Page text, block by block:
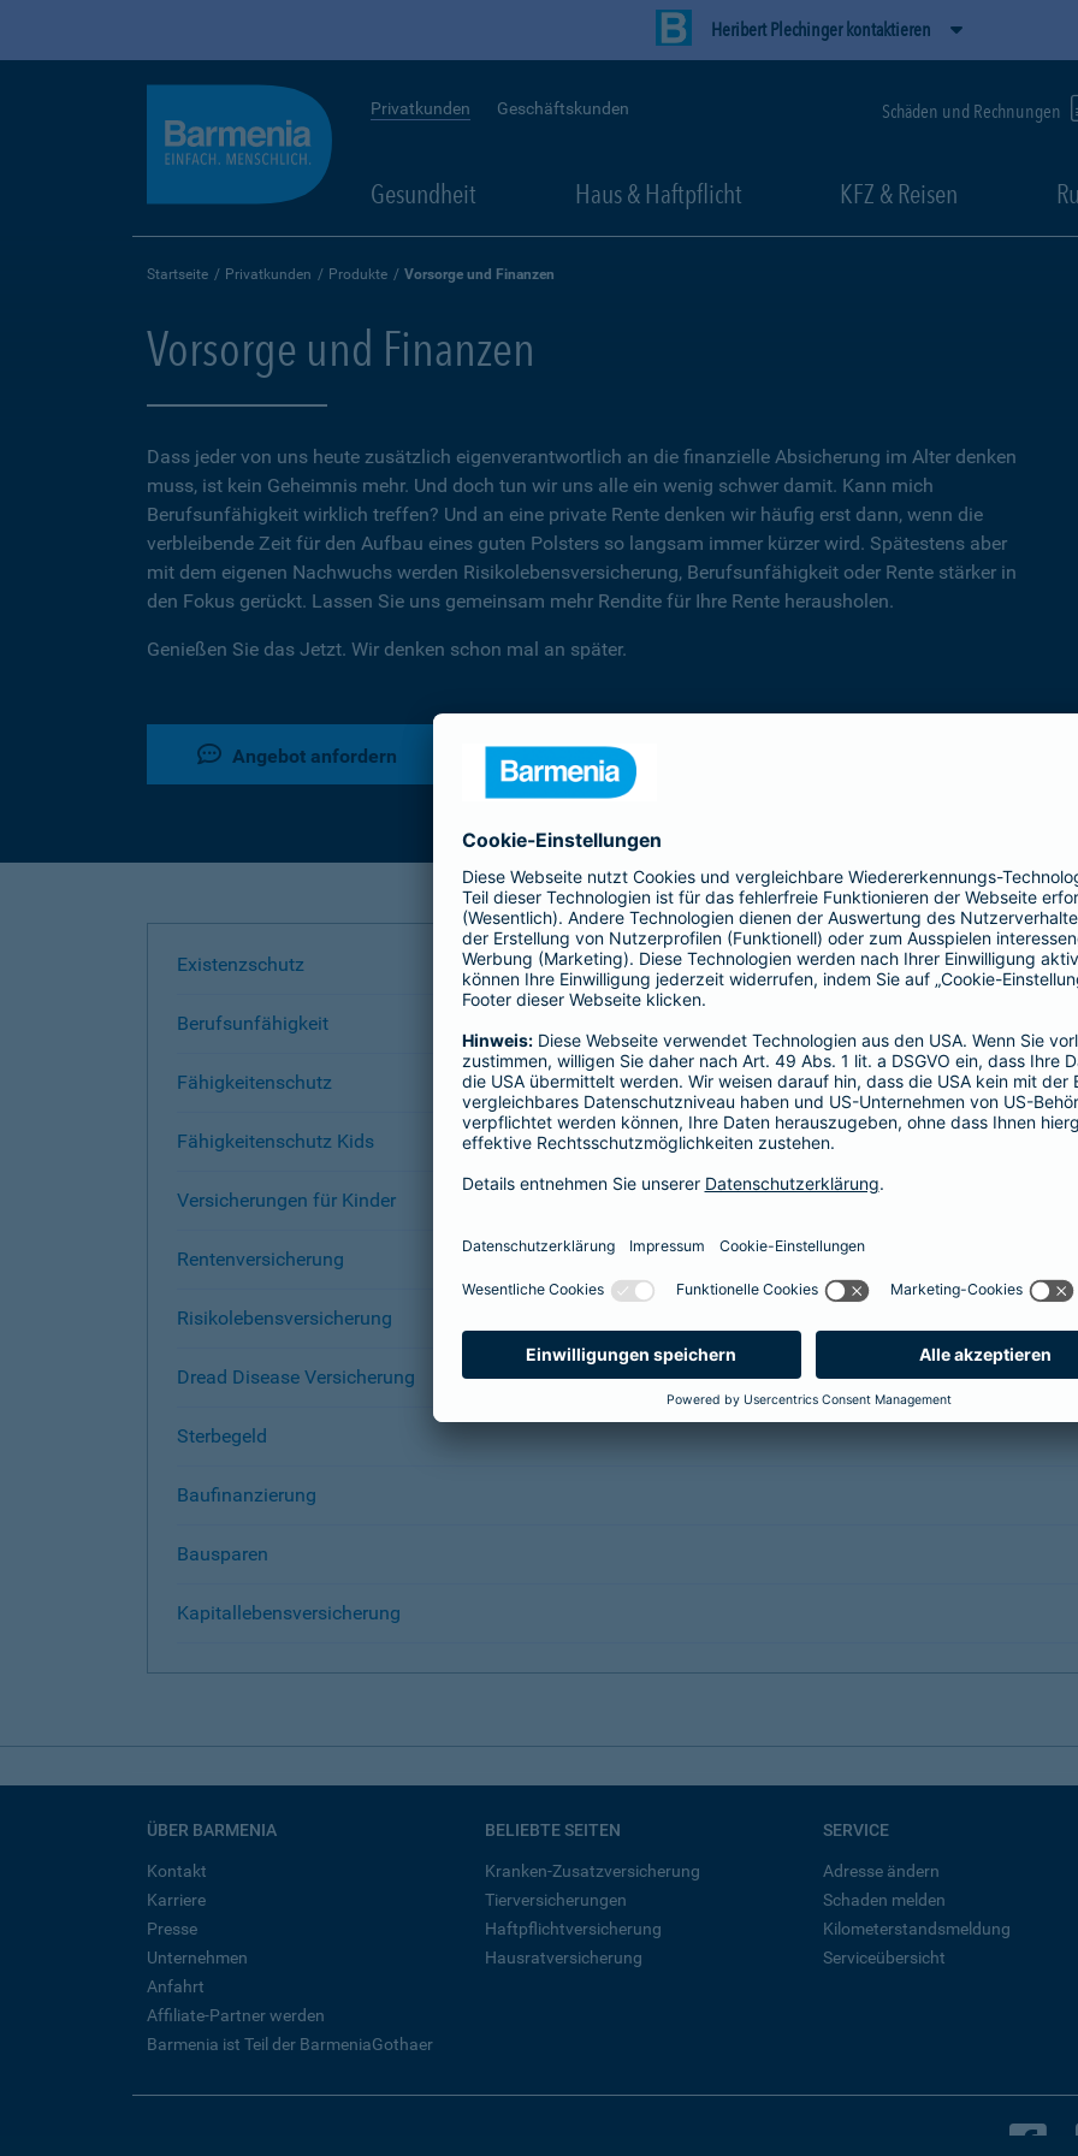
Heribert Plechinger kontaktieren
Privatkunden Geschäftskunden Schäden und Rechnungen
Gesundheit Haus & Haftpflicht KFZ & Reisen
Startseite Privatkunden Produkte Vorsorge und Finanzen
Vorsorge und Finanzen
Dass jeder von uns heute zusätzlich eigenverantwortlich an die finanzielle Absicherung im Alter denken
muss, ist kein Geheimnis mehr. Und doch tun wir uns alle ein wenig schwer damit. Kann mich
Berufsunfähigkeit wirklich treffen? Und an eine private Rente denken wir häufig erst dann, wenn die
verbleibende Zeit für den Aufbau eines guten Polsters so langsam immer kürzer wird. Spätestens aber
mit dem eigenen Nachwuchs werden Risikolebensversicherung, Berufsunfähigkeit oder Rente stärker in
den Fokus gerückt. Lassen Sie uns gemeinsam mehr Rendite für Ihre Rente herausholen.
Genießen Sie das Jetzt. Wir denken schon mal an später.
Angebot anfordern
Existenzschutz
Berufsunfähigkeit
Fähigkeitenschutz
Fähigkeitenschutz Kids
Versicherungen für Kinder
Rentenversicherung
Risikolebensversicherung
Dread Disease Versicherung
Sterbegeld
Baufinanzierung
Bausparen
Kapitallebensversicherung
ÜBER BARMENIA
Kontakt
Karriere
Presse
Unternehmen
Anfahrt
Affiliate-Partner werden
Barmenia ist Teil der BarmeniaGothaer
BELIEBTE SEITEN
Kranken-Zusatzversicherung
Tierversicherungen
Haftpflichtversicherung
Hausratversicherung
SERVICE
Adresse ändern
Schaden melden
Kilometerstandsmeldung
Serviceübersicht